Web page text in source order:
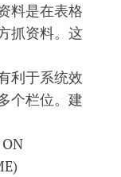
料是在表格
抓资料。这
利于系统效
个栏位。建